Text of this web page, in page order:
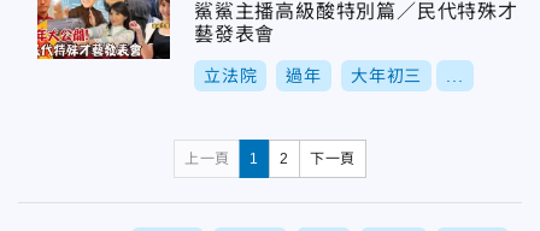
鯊鯊主播高級酸特別篇／民代特殊才
藝發表會
立法院 過年 大年初三
上一頁 1 2 下一頁